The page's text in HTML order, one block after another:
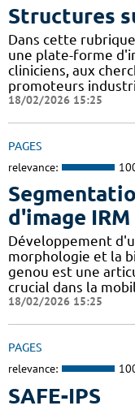
Structures
Dans cette
une plate-forme
cliniciens, aux
promoteurs
18/02/2026 15:25
PAGES
relevance:
d'image
Développement
morphologie et la
genou est une
crucial dans la
18/02/2026 15:25
PAGES
relevance:
SAFE-IPS